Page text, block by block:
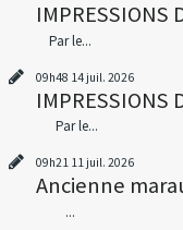
IMPRESSIONS
Par le...
09h48 14 juil. 2026
IMPRESSIONS
Par le...
09h21 11 juil. 2026
Ancienne
...